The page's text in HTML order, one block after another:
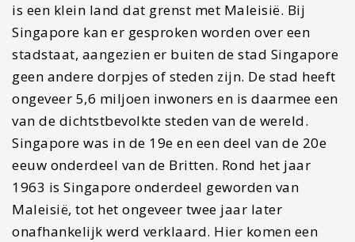
is een klein land dat grenst met Maleisië. Bij
Singapore kan er gesproken worden over een
stadstaat, aangezien er buiten de stad Singapore
geen andere dorpjes of steden zijn. De stad heeft
ongeveer 5,6 miljoen inwoners en is daarmee een
van de dichtstbevolkte steden van de wereld.
Singapore was in de 19e en een deel van de 20e
eeuw onderdeel van de Britten. Rond het jaar
1963 is Singapore onderdeel geworden van
Maleisië, tot het ongeveer twee jaar later
onafhankelijk werd verklaard. Hier komen een